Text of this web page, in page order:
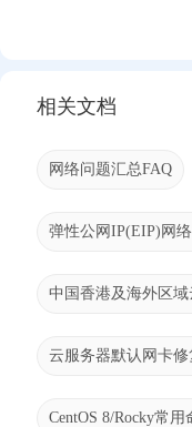
相关文档
网络问题汇总FAQ
弹性公网IP(EIP)网
中国香港及海外区
云服务器默认网卡
CentOS 8/Rocky常